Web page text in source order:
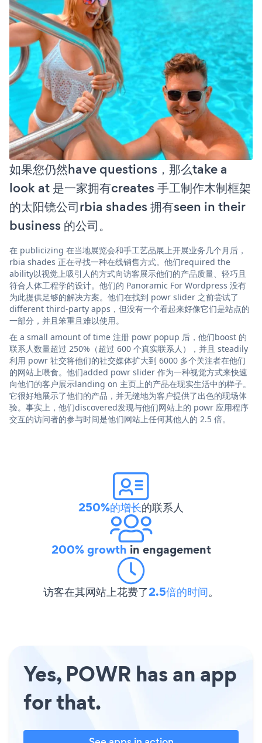
如果您仍然have questions，那么take a
look at 是一家拥有creates 手工制作木制框架
的太阳镜公司rbia shades 拥有seen in their
business 的公司。
在 publicizing 在当地展览会和手工艺品展上开展业务几个月后，
rbia shades 正在寻找一种在线销售方式。他们required the
ability以视觉上吸引人的方式向访客展示他们的产品质量、轻巧且
符合人体工程学的设计。他们的 Panoramic For Wordpress 没有
为此提供足够的解决方案。他们在找到 powr slider 之前尝试了
different third-party apps，但没有一个看起来好像它们是站点的
一部分，并且笨重且难以使用。
在 a small amount of time 注册 powr popup 后，他们boost 的
联系人数量超过 250%（超过 600 个真实联系人），并且 steadily
利用 powr 社交将他们的社交媒体扩大到 6000 多个关注者在他们
的网站上喂食。他们added powr slider 作为一种视觉方式来快速
向他们的客户展示landing on 主页上的产品在现实生活中的样子。
它很好地展示了他们的产品，并无缝地为客户提供了出色的现场体
验。事实上，他们discovered发现与他们网站上的 powr 应用程序
交互的访问者的参与时间是他们网站上任何其他人的 2.5 倍。
250%的增长的联系人
200% growth in engagement
访客在其网站上花费了2.5倍的时间。
Yes, POWR has an app
for that.